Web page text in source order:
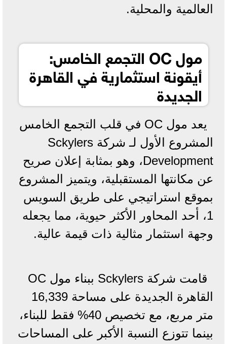
العالمية والمحلية.
مول OC التجمع الخامس:
أيقونة استثمارية في القاهرة
الجديدة
يعد مول OC في قلب التجمع الخامس
المشروع الأول لـ شركة Sckylers
Development، وهو بمثابة إعلان صريح
عن مكانتها المستقبلية، ويتميز المشروع
بموقع استراتيجي على طريق السويس
1، أحد المحاور الأكثر حيوية، مما يجعله
وجهة استثمار مثالية ذات قيمة عالية.
قامت شركة Sckylers ببناء مول OC
القاهرة الجديدة على مساحة 16,339
متر مربع، مع تخصيص 40% فقط للبناء،
بينما تتوزع النسبة الأكبر على المساحات